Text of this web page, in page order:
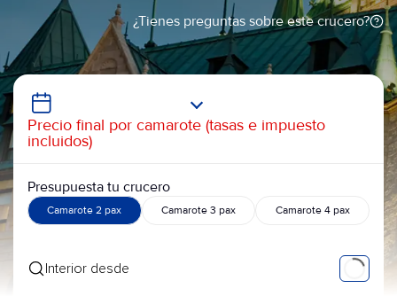
¿Tienes preguntas sobre este crucero?
Precio final por camarote (tasas e impuesto
incluidos)
Presupuesta tu crucero
Camarote 2 pax Camarote 3 pax Camarote 4 pax
Interior desde